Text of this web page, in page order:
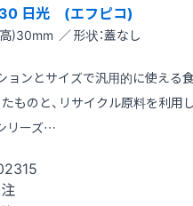
日光 (エフピコ)
)30mm ／ 形状：蓋なし
ョンとサイズで汎用的に使える
ものと、リサイクル原料を利用
リーズ…